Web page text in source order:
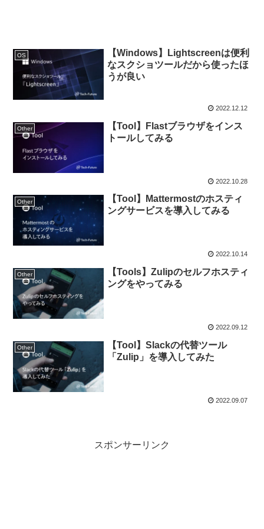
OS
【Windows】Lightscreenは便利
なスクショツールだから使ったほ
うが良い
2022.12.12
Other
【Tool】Flastブラウザをインス
トールしてみる
2022.10.28
Other
【Tool】Mattermostのホスティ
ングサービスを導入してみる
2022.10.14
Other
【Tools】Zulipのセルフホスティ
ングをやってみる
2022.09.12
Other
【Tool】Slackの代替ツール
「Zulip」を導入してみた
2022.09.07
スポンサーリンク